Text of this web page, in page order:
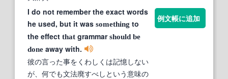
I do not remember the exact words
he used, but it was something to
the effect that grammarshould be
done away with.
彼の言った事をくわしくは記憶しない
が、何でも文法廃すべしという意味の
例文帳に追加